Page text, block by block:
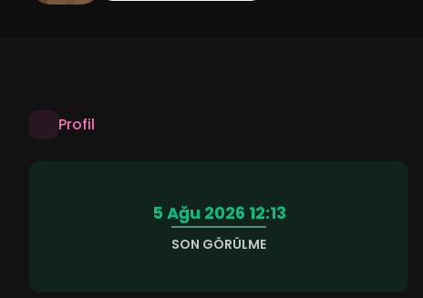
Profil
5 Ağu 2026 12:13
SON GÖRÜLME